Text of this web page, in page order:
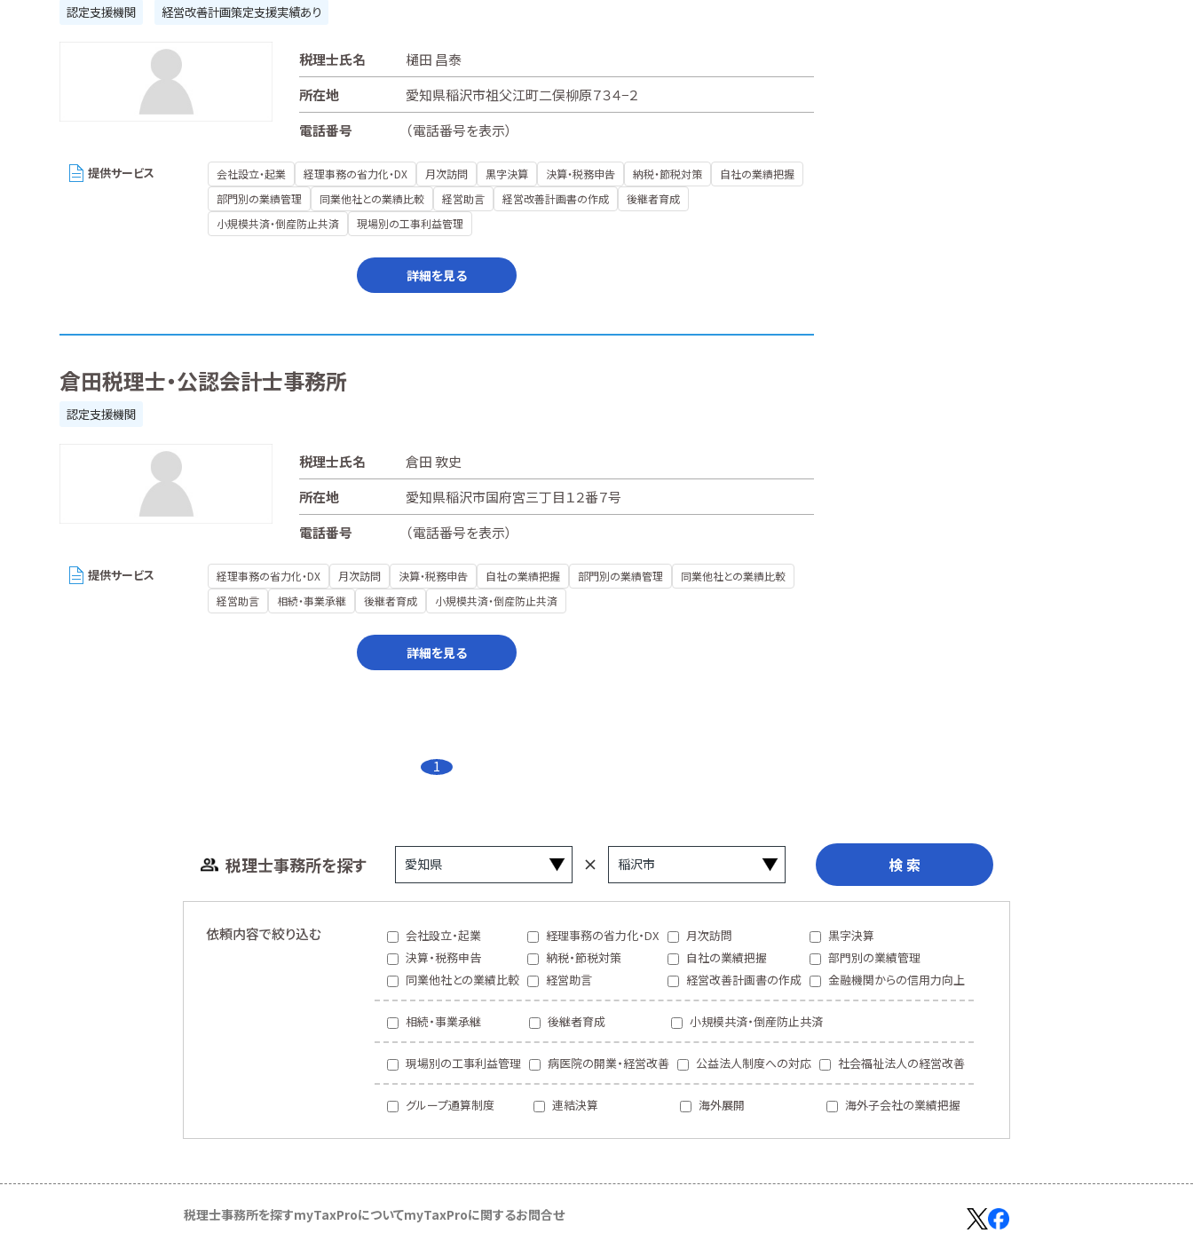
認定支援機関 経営改善計画策定支援実績あり
税理士氏名
樋田 昌泰
所在地
愛知県稲沢市祖父江町二俣柳原７３４−２
電話番号
（電話番号を表示）
提供サービス 会社設立・起業 経理事務の省力化・DX 月次訪問 黒字決算 決算・税務申告 納税・節税対策
自社の業績把握
部門別の業績管理
同業他社との業績比較 経営助言 経営改善計画書の作成
後継者育成
小規模共済・倒産防止共済
現場別の工事利益管理
詳細を見る
倉田税理士・公認会計士事務所
認定支援機関
税理士氏名
倉田 敦史
所在地
愛知県稲沢市国府宮三丁目１２番７号
電話番号
（電話番号を表示）
提供サービス 経理事務の省力化・DX 月次訪問 決算・税務申告 自社の業績把握 部門別の業績管理
同業他社との業績比較
経営助言
相続・事業承継 後継者育成 小規模共済・倒産防止共済
詳細を見る
1
税理士事務所を探す 検 索
依頼内容で絞り込む 会社設立・起業 経理事務の省力化・DX 月次訪問
黒字決算
決算・税務申告
納税・節税対策 自社の業績把握
部門別の業績管理
同業他社との業績比較
経営助言 経営改善計画書の作成 金融機関からの信用力向上
相続・事業承継 後継者育成 小規模共済・倒産防止共済
現場別の工事利益管理 病医院の開業・経営改善 公益法人制度への対応 社会福祉法人の経営改善
グループ通算制度 連結決算 海外展開 海外子会社の業績把握
税理士事務所を探すmyTaxProについてmyTaxProに関するお問合せ